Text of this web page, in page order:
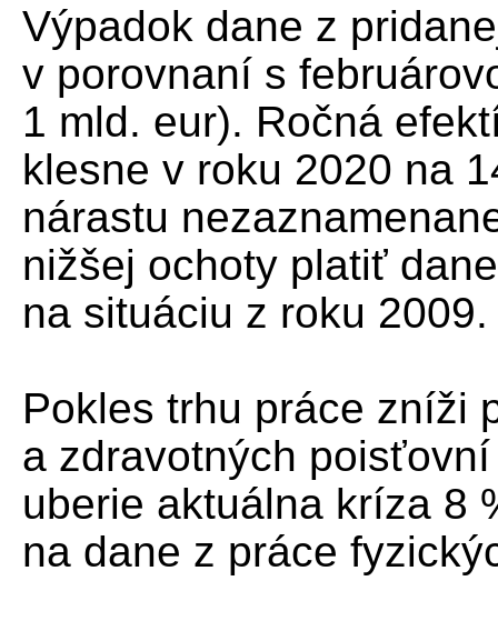
Výpadok dane z
v porovnaní s
1 mld. eur). Ročná
klesne v roku 2020 na
nárastu
nižšej ochoty platiť
na situáciu z roku 2009.
Pokles trhu práce zníži
a zdravotných
uberie aktuálna kríza 8
na dane z práce